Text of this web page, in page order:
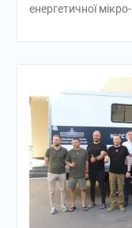
енергетичної